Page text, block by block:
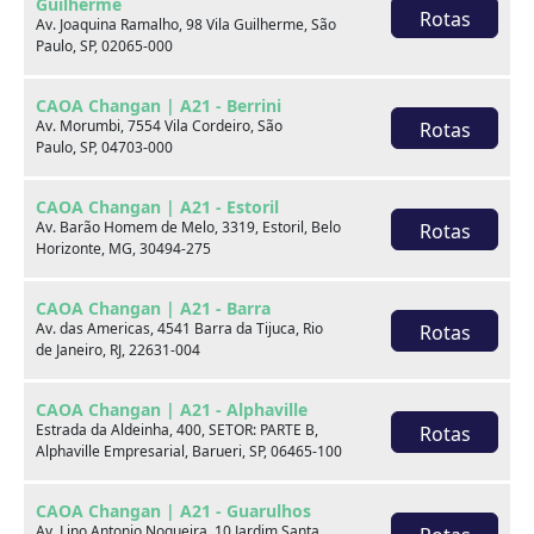
Av. Joaquina Ramalho, 98 Vila Guilherme, São
Paulo, SP, 02065-000
Rotas
CAOA Changan | A21 - Berrini
Av. Morumbi, 7554 Vila Cordeiro, São
Paulo, SP, 04703-000
Rotas
CAOA Changan | A21 - Estoril
Av. Barão Homem de Melo, 3319, Estoril, Belo
Horizonte, MG, 30494-275
Rotas
CAOA Changan | A21 - Barra
Av. das Americas, 4541 Barra da Tijuca, Rio
de Janeiro, RJ, 22631-004
Rotas
CAOA Changan | A21 - Alphaville
Estrada da Aldeinha, 400, SETOR: PARTE B,
Alphaville Empresarial, Barueri, SP, 06465-100
Rotas
CAOA Changan | A21 - Guarulhos
Seminovos em destaque